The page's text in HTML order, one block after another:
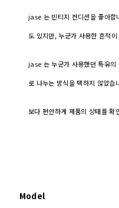
jase 는 빈티지 컨디션을 좋아합
도 있지만, 누군가 사용한 흔적
jase 는 누군가 사용했던 특유의
로 나누는 방식을 택하지 않았습
보다 편안하게 제품의 상태를
Model